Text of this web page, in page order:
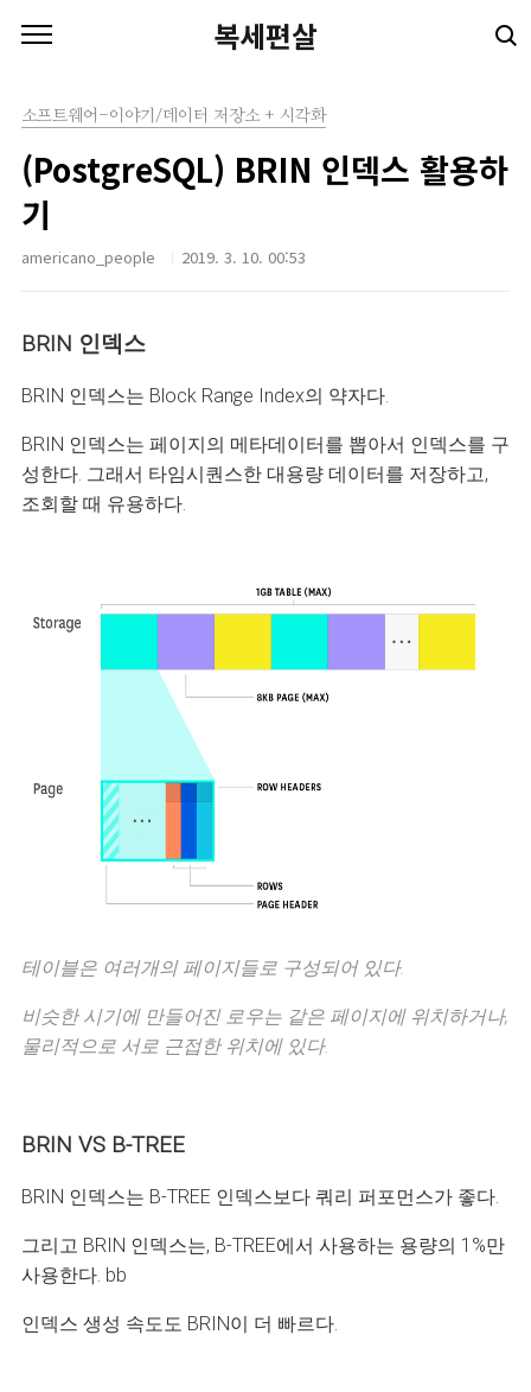
복세편살
소프트웨어-이야기/데이터 저장소 + 시각화
(PostgreSQL) BRIN 인덱스 활용하
기
americano_people 2019. 3. 10. 00:53
BRIN 인덱스
BRIN 인덱스는 Block Range Index의 약자다.
BRIN 인덱스는 페이지의 메타데이터를 뽑아서 인덱스를 구
성한다. 그래서 타임시퀀스한 대용량 데이터를 저장하고,
조회할 때 유용하다.
테이블은 여러개의 페이지들로 구성되어 있다.
비슷한 시기에 만들어진 로우는 같은 페이지에 위치하거나,
물리적으로 서로 근접한 위치에 있다.
BRIN VS B-TREE
BRIN 인덱스는 B-TREE 인덱스보다 쿼리 퍼포먼스가 좋다.
그리고 BRIN 인덱스는, B-TREE에서 사용하는 용량의 1%만
사용한다. bb
인덱스 생성 속도도 BRIN이 더 빠르다.